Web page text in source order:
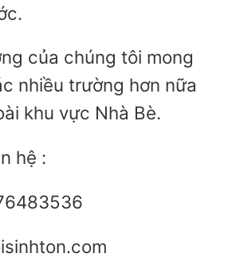
của chúng tôi mong
nhiều trường hơn nữa
khu vực Nhà Bè.
hệ :